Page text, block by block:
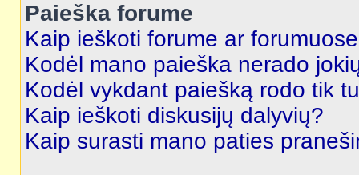
Paieška forume
Kaip ieškoti forume ar
Kodėl mano paieška nerado
Kodėl vykdant paiešką rodo tik
Kaip ieškoti diskusijų dalyvių?
Kaip surasti mano paties